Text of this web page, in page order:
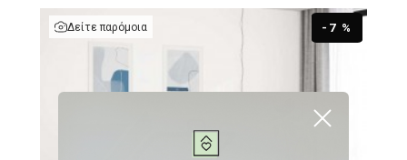
-7 %
Δείτε παρόμοια